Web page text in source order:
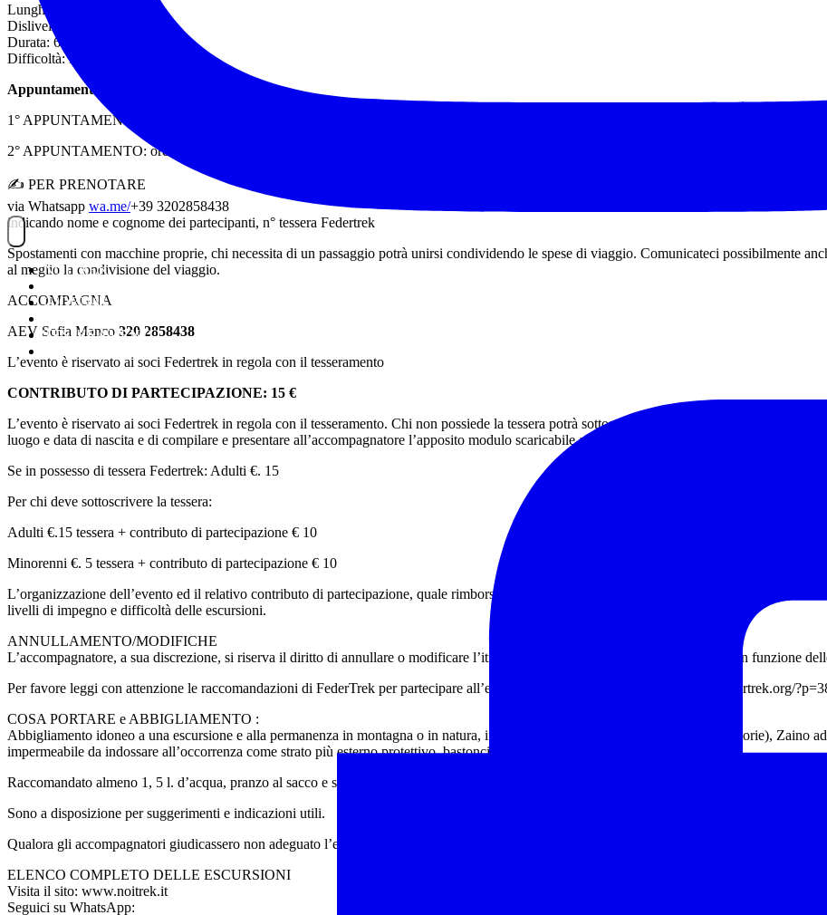
NOITREK
GIORNALIERI
TESSERAMENTO
Lunghezza: 15 km c.a.
Dislivello: 650 metri
Durata: 6-7 ore
Difficoltà: E
Appuntamento: Domenica 24 maggio ore 10
1° APPUNTAMENTO: ore 8,40 PARCHEGGIO LA RUSTICA METRO CASH AND CARRY
2° APPUNTAMENTO: ore 10,00 VIA DELLA BANDITA, 23 – LIVATA
✍️ PER PRENOTARE
via Whatsapp wa.me/+39 3202858438
indicando nome e cognome dei partecipanti, n° tessera Federtrek
Spostamenti con macchine proprie, chi necessita di un passaggio potrà unirsi condividendo le spese di viaggio. Comunicateci possibilmente
al meglio la condivisione del viaggio.
ACCOMPAGNA
AEV Sofia Manco 320 2858438
L’evento è riservato ai soci Federtrek in regola con il tesseramento
CONTRIBUTO DI PARTECIPAZIONE: 15 €
L’evento è riservato ai soci Federtrek in regola con il tesseramento. Chi non possiede la tessera potrà sottoscriverla il giorno stesso
luogo e data di nascita e di compilare e presentare all’accompagnatore l’apposito modulo scaricabile al seguente indirizzo: www.noitrek.it
Se in possesso di tessera Federtrek: Adulti €. 15
Per chi deve sottoscrivere la tessera:
Adulti €.15 tessera + contributo di partecipazione € 10
Minorenni €. 5 tessera + contributo di partecipazione € 10
L’organizzazione dell’evento ed il relativo contributo di partecipazione, quale rimborso delle spese di gestione dell’evento, è competenza
livelli di impegno e difficoltà delle escursioni.
ANNULLAMENTO/MODIFICHE
L’accompagnatore, a sua discrezione, si riserva il diritto di annullare o modificare l’itinerario proposto per garantire la sicurezza, in funzione
Per favore leggi con attenzione le raccomandazioni di FederTrek per partecipare all’escursione in tutta sicurezza: http://www.federtrek.org/
COSA PORTARE e ABBIGLIAMENTO :
Abbigliamento idoneo a una escursione e alla permanenza in montagna o in natura, in particolare: Calzature da trekking (obbligatorie), Zaino
impermeabile da indossare all’occorrenza come strato più esterno protettivo, bastoncini.
Raccomandato almeno 1, 5 l. d’acqua, pranzo al sacco e snack energetici (frutta secca, cioccolata, barrette).
Sono a disposizione per suggerimenti e indicazioni utili.
Qualora gli accompagnatori giudicassero non adeguato l’equipaggiamento posseduto dall’escursionista potranno non accettarne la
ELENCO COMPLETO DELLE ESCURSIONI
Visita il sito: www.noitrek.it
Seguici su WhatsApp: